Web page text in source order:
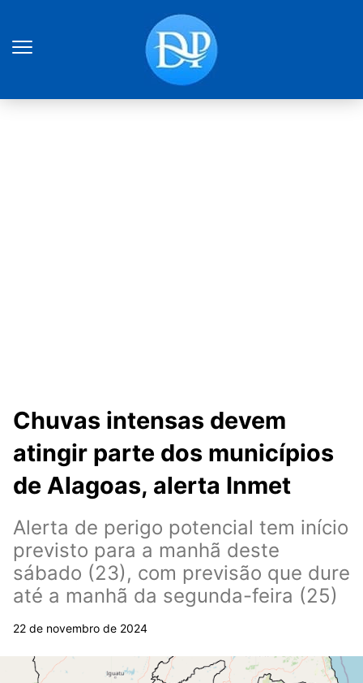
Chuvas intensas devem
atingir parte dos municípios
de Alagoas, alerta Inmet
Alerta de perigo potencial tem início
previsto para a manhã deste
sábado (23), com previsão que dure
até a manhã da segunda-feira (25)
22 de novembro de 2024